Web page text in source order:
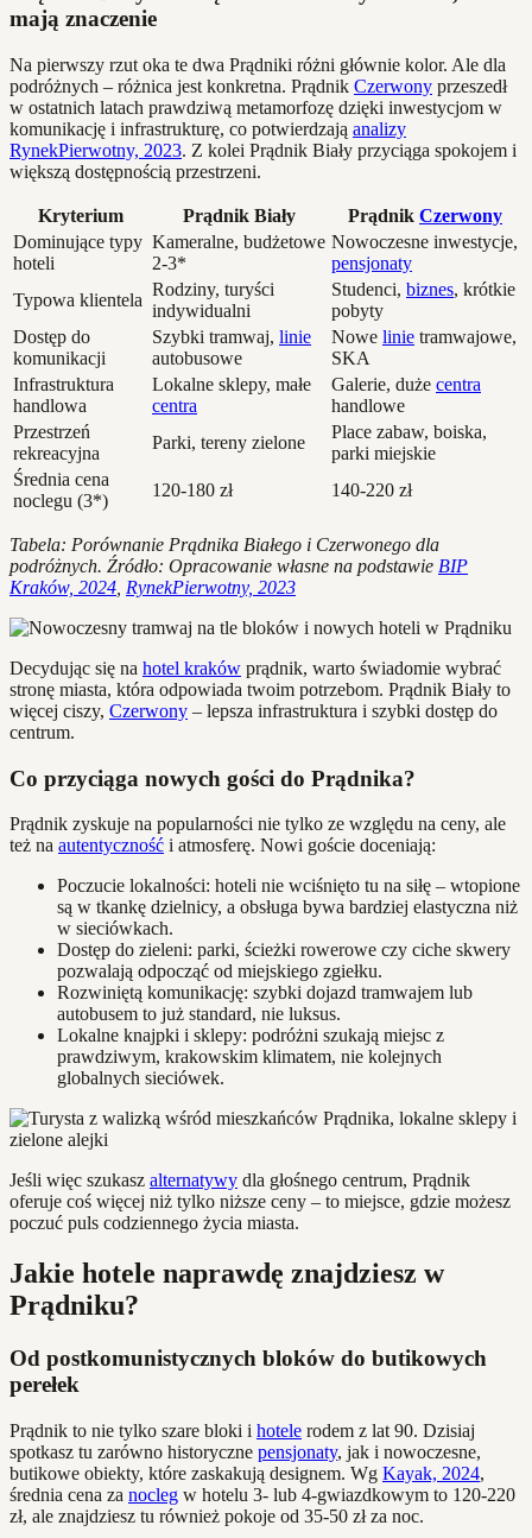
mają znaczenie
Na pierwszy rzut oka te dwa Prądniki różni głównie kolor. Ale dla
podróżnych – różnica jest konkretna. Prądnik Czerwony przeszedł
w ostatnich latach prawdziwą metamorfozę dzięki inwestycjom w
komunikację i infrastrukturę, co potwierdzają analizy
RynekPierwotny, 2023. Z kolei Prądnik Biały przyciąga spokojem i
większą dostępnością przestrzeni.
Kryterium Prądnik Biały Prądnik Czerwony
Dominujące typy
hoteli
Kameralne, budżetowe
2-3*
Nowoczesne inwestycje,
pensjonaty
Typowa klientela
Rodziny, turyści
indywidualni
Studenci, biznes, krótkie
pobyty
Dostęp do
komunikacji
Szybki tramwaj, linie
autobusowe
Nowe linie tramwajowe,
SKA
Infrastruktura
handlowa
Lokalne sklepy, małe
centra
Galerie, duże centra
handlowe
Przestrzeń
rekreacyjna
Parki, tereny zielone
Place zabaw, boiska,
parki miejskie
Średnia cena
noclegu (3*)
120-180 zł 140-220 zł
Tabela: Porównanie Prądnika Białego i Czerwonego dla
podróżnych. Źródło: Opracowanie własne na podstawie BIP
Kraków, 2024 RynekPierwotny, 2023
Decydując się na hotel kraków prądnik, warto świadomie wybrać
stronę miasta, która odpowiada twoim potrzebom. Prądnik Biały to
więcej ciszy, Czerwony – lepsza infrastruktura i szybki dostęp do
centrum.
Co przyciąga nowych gości do Prądnika?
Prądnik zyskuje na popularności nie tylko ze względu na ceny, ale
też na autentyczność i atmosferę. Nowi goście doceniają:
Poczucie lokalności: hoteli nie wciśnięto tu na siłę – wtopione
są w tkankę dzielnicy, a obsługa bywa bardziej elastyczna niż
w sieciówkach.
Dostęp do zieleni: parki, ścieżki rowerowe czy ciche skwery
pozwalają odpocząć od miejskiego zgiełku.
Rozwiniętą komunikację: szybki dojazd tramwajem lub
autobusem to już standard, nie luksus.
Lokalne knajpki i sklepy: podróżni szukają miejsc z
prawdziwym, krakowskim klimatem, nie kolejnych
globalnych sieciówek.
Jeśli więc szukasz alternatywy dla głośnego centrum, Prądnik
oferuje coś więcej niż tylko niższe ceny – to miejsce, gdzie możesz
poczuć puls codziennego życia miasta.
Jakie hotele naprawdę znajdziesz w
Prądniku?
Od postkomunistycznych bloków do butikowych
perełek
Prądnik to nie tylko szare bloki i hotele rodem z lat 90. Dzisiaj
spotkasz tu zarówno historyczne pensjonaty, jak i nowoczesne,
butikowe obiekty, które zaskakują designem. Wg Kayak, 2024,
średnia cena za nocleg w hotelu 3- lub 4-gwiazdkowym to 120-220
zł, ale znajdziesz tu również pokoje od 35-50 zł za noc.